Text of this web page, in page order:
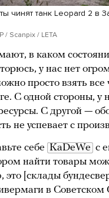
чинят танк Leopard 2 в
/ Scanpix / LETA
в каком
у нас нет
просто взять все
С одной стороны, у
С другой —
не успевает с
себе KaDeWe с
найти товары
[склады
в